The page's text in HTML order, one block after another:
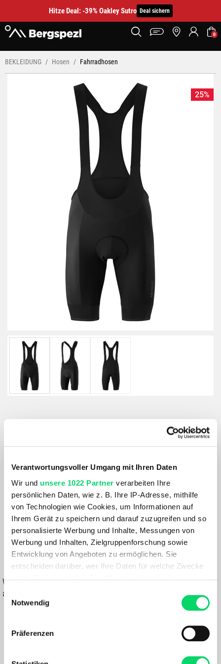
Verantwortungsvoller Umgang mit Ihren Daten
Wir und unsere 1022 Partner verarbeiten Ihre
persönlichen Daten, wie z. B. Ihre IP-Adresse, mithilfe
von Technologien wie Cookies, um Informationen auf
Ihrem Gerät zu speichern und darauf zuzugreifen und so
personalisierte Werbung und Inhalte, Messungen von
Werbung und Inhalten, Zielgruppenforschung sowie
Entwicklung von Angeboten zu ermöglichen. Sie
entscheiden darüber, wer Ihre Daten für welche Zwecke
Trigger Symbol ändern oder widerrufen
Informationen über Ihre geografische Lage
Einwilligungsauswahl
Notwendig
Präferenzen
Hitze Deal: -39% Oakley Sutro Deal sichern
0
BEKLEIDUNG Hosen Fahrradhosen
25%
GRÖSSE VARIANTE WÄHLEN
Farbe:
FARBE VARIANTE WÄHLEN
119,99 €
89,99 €
IN DEN WARENKORB
Wähle eine Variante aus, um die Verfügbarkeit in unseren Filialen
anzuzeigen
BESCHREIBUNG